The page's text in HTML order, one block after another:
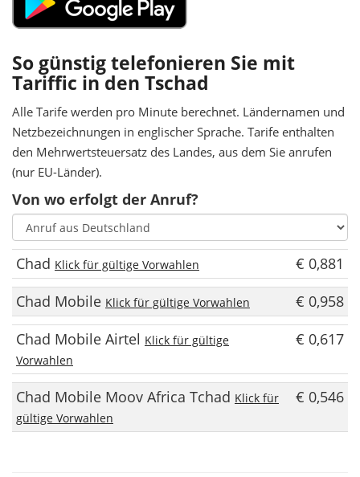
So günstig telefonieren Sie mit
Tariffic in den Tschad
Alle Tarife werden pro Minute berechnet. Ländernamen und
Netzbezeichnungen in englischer Sprache. Tarife enthalten
den Mehrwertsteuersatz des Landes, aus dem Sie anrufen
(nur EU-Länder).
Von wo erfolgt der Anruf?
Chad Klick für gültige Vorwahlen
€ 0,881
Chad Mobile Klick für gültige Vorwahlen
€ 0,958
Chad Mobile Airtel Klick für gültige
Vorwahlen
€ 0,617
Chad Mobile Moov Africa Tchad Klick für
gültige Vorwahlen
€ 0,546